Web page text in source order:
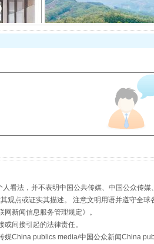
从幼儿园到大学，
看法，并不表明中国公共传媒、中国公众传
观点或证实其描述。 注意文明用语并遵守全球
网新闻信息服务管理规定》。
间接引起的法律责任。
媒China publics media/中国公众新闻China